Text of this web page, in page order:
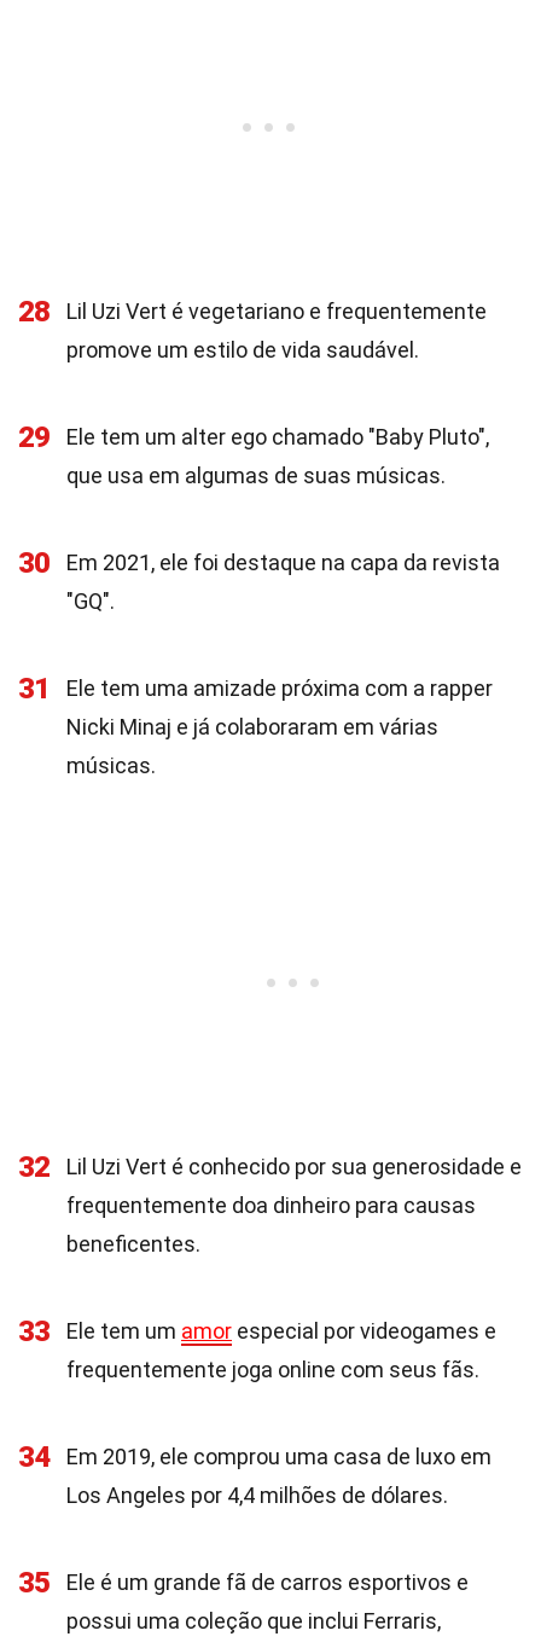
28
Lil Uzi Vert é vegetariano e frequentemente
promove um estilo de vida saudável.
29
Ele tem um alter ego chamado "Baby Pluto",
que usa em algumas de suas músicas.
30
Em 2021, ele foi destaque na capa da revista
"GQ".
31
Ele tem uma amizade próxima com a rapper
Nicki Minaj e já colaboraram em várias
músicas.
32
Lil Uzi Vert é conhecido por sua generosidade e
frequentemente doa dinheiro para causas
beneficentes.
33 Ele tem um amor especial por videogames e
frequentemente joga online com seus fãs.
34
Em 2019, ele comprou uma casa de luxo em
Los Angeles por 4,4 milhões de dólares.
35
Ele é um grande fã de carros esportivos e
possui uma coleção que inclui Ferraris,